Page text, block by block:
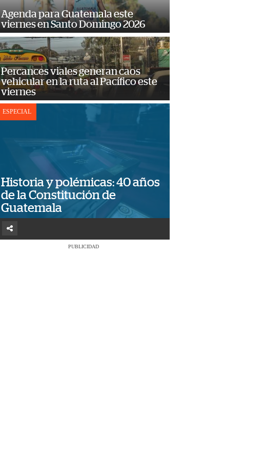
Agenda para Guatemala este
viernes en Santo Domingo 2026
Percances viales generan caos
vehicular en la ruta al Pacífico este
viernes
ESPECIAL
Historia y polémicas: 40 años
de la Constitución de
Guatemala
PUBLICIDAD